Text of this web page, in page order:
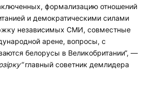
формализацию отношений
и демократическими силами
независимых СМИ, совместные
арене, вопросы, с
белорусы в Великобритании“, —
главный советник демлидера